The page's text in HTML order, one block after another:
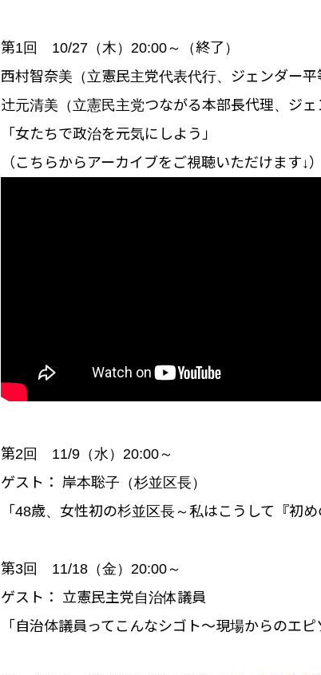
第1回 10/27（木）20:00～（終了）
西村智奈美（立憲民主党代表代行、ジェンダー平
辻󠄀元清美（立憲民主党つながる本部長代理、ジ
「女たちで政治を元気にしよう」
（こちらからアーカイブをご視聴いただけます↓）
第2回 11/9（水）20:00～
ゲスト： 岸本聡子（杉並区長）
「48歳、女性初の杉並区長～私はこうして『初
第3回 11/18（金）20:00～
ゲスト： 立憲民主党自治体議員
「自治体議員ってこんなシゴト～現場からのエピ